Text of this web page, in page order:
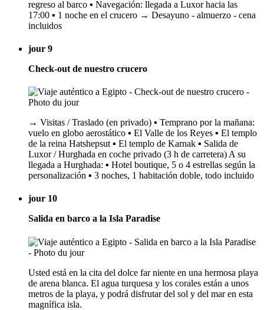
regreso al barco ▪️ Navegación: llegada a Luxor hacia las
17:00 ▪️ 1 noche en el crucero → Desayuno - almuerzo - cena
incluidos
jour 9
Check-out de nuestro crucero
→ Visitas / Traslado (en privado) ▪️ Temprano por la mañana:
vuelo en globo aerostático ▪️ El Valle de los Reyes ▪️ El templo
de la reina Hatshepsut ▪️ El templo de Karnak ▪️ Salida de
Luxor / Hurghada en coche privado (3 h de carretera) A su
llegada a Hurghada: ▪️ Hotel boutique, 5 o 4 estrellas según la
personalización ▪️ 3 noches, 1 habitación doble, todo incluido
jour 10
Salida en barco a la Isla Paradise
Usted está en la cita del dolce far niente en una hermosa playa
de arena blanca. El agua turquesa y los corales están a unos
metros de la playa, y podrá disfrutar del sol y del mar en esta
magnífica isla.